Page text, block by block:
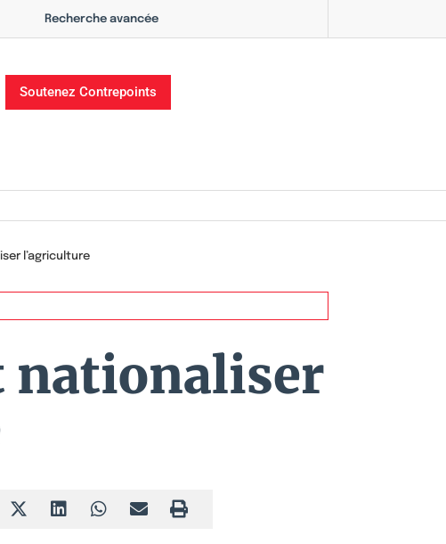
Recherche avancée
Soutenez Contrepoints
l’agriculture
nationaliser